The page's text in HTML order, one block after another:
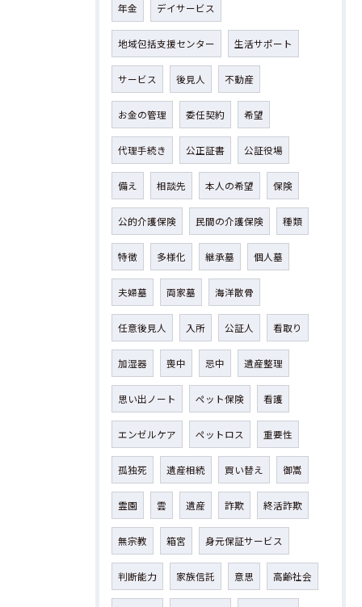
年金 デイサービス
地域包括支援センター 生活サポート
サービス 後見人 不動産
お金の管理 委任契約 希望
代理手続き 公正証書 公証役場
備え 相談先 本人の希望 保険
公的介護保険 民間の介護保険 種類
特徴 多様化 継承墓 個人墓
夫婦墓 両家墓 海洋散骨
任意後見人 入所 公証人 看取り
加湿器 喪中 忌中 遺産整理
思い出ノート ペット保険 看護
エンゼルケア ペットロス 重要性
孤独死 遺産相続 買い替え 御嵩
霊園 雲 遺産 詐欺 終活詐欺
無宗教 箱宮 身元保証サービス
判断能力 家族信託 意思 高齢社会